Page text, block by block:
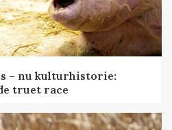
– nu kulturhistorie:
truet race